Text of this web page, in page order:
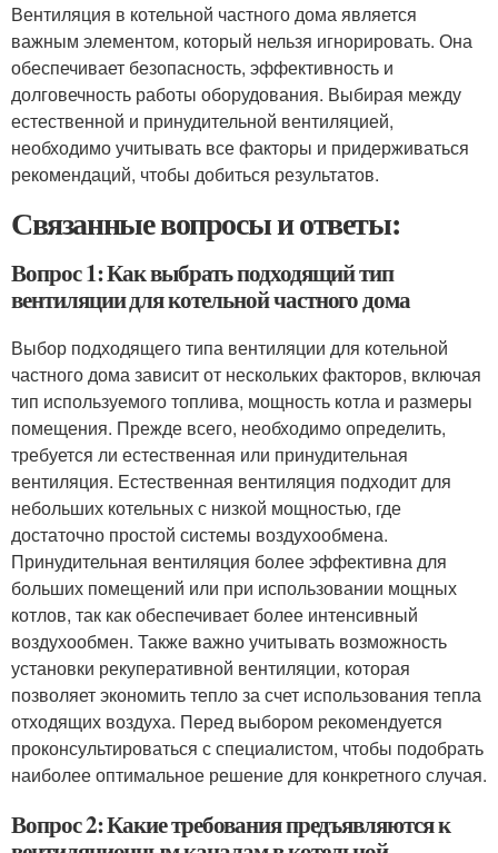
Вентиляция в котельной частного дома является
важным элементом, который нельзя игнорировать. Она
обеспечивает безопасность, эффективность и
долговечность работы оборудования. Выбирая между
естественной и принудительной вентиляцией,
необходимо учитывать все факторы и придерживаться
рекомендаций, чтобы добиться результатов.
Связанные вопросы и ответы:
Вопрос 1: Как выбрать подходящий тип
вентиляции для котельной частного дома
Выбор подходящего типа вентиляции для котельной
частного дома зависит от нескольких факторов, включая
тип используемого топлива, мощность котла и размеры
помещения. Прежде всего, необходимо определить,
требуется ли естественная или принудительная
вентиляция. Естественная вентиляция подходит для
небольших котельных с низкой мощностью, где
достаточно простой системы воздухообмена.
Принудительная вентиляция более эффективна для
больших помещений или при использовании мощных
котлов, так как обеспечивает более интенсивный
воздухообмен. Также важно учитывать возможность
установки рекуперативной вентиляции, которая
позволяет экономить тепло за счет использования тепла
отходящих воздуха. Перед выбором рекомендуется
проконсультироваться с специалистом, чтобы подобрать
наиболее оптимальное решение для конкретного случая.
Вопрос 2: Какие требования предъявляются к